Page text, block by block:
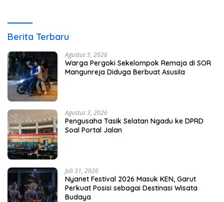
Berita Terbaru
Agustus 5, 2026
Warga Pergoki Sekelompok Remaja di SOR
Mangunreja Diduga Berbuat Asusila
Agustus 3, 2026
Pengusaha Tasik Selatan Ngadu ke DPRD
Soal Portal Jalan
Juli 31, 2026
Nyanet Festival 2026 Masuk KEN, Garut
Perkuat Posisi sebagai Destinasi Wisata
Budaya